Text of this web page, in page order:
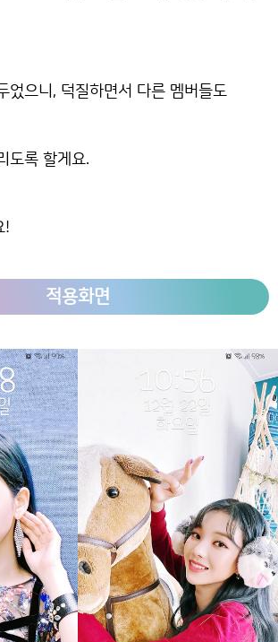
었으니, 덕질하면서 다른 멤버들도
도록 할게요.
!
적용화면